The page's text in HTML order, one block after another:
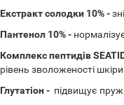
Екстракт солодки 10% -
Пантенол 10% -
Комплекс пептидів
рівень зволоженості
Глутатіон - підвищує